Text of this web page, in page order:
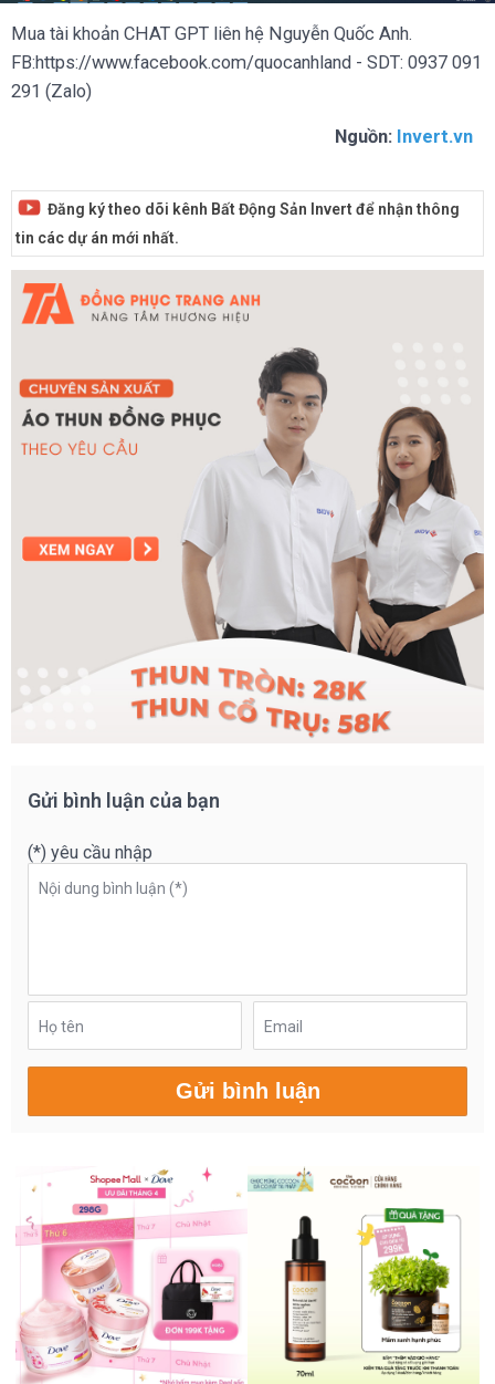
Mua tài khoản CHAT GPT liên hệ Nguyễn Quốc Anh.
FB:https://www.facebook.com/quocanhland - SDT: 0937 091
291 (Zalo)
Nguồn: Invert.vn
Đăng ký theo dõi kênh Bất Động Sản Invert để nhận thông
tin các dự án mới nhất.
Gửi bình luận của bạn
(*) yêu cầu nhập
Nội dung bình luận (*)
Họ tên Email